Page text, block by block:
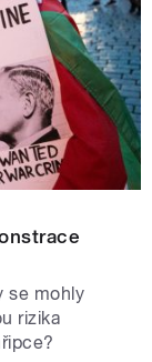
se mohly
rizika